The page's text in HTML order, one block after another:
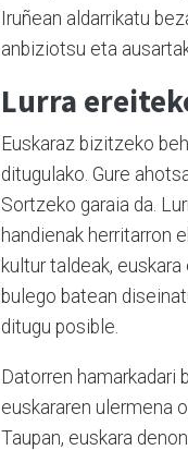
Iruñean aldarrikatu
anbiziotsu eta
Lurra
Euskaraz bizitzeko
ditugulako. Gure
Sortzeko garaia da.
handienak herritarron
kultur taldeak,
bulego batean
ditugu posible.
Datorren hamarkadari
euskararen ulermena
Taupan, euskara